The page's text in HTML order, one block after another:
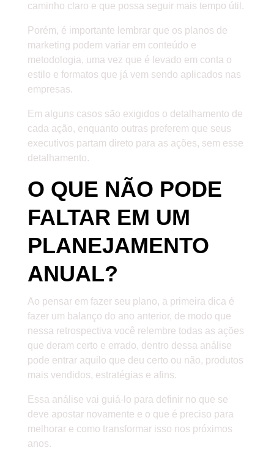
caminho claro e que possa seguir mais tempo útil.
Porém, é importante lembrar que os planos de
marketing podem variar em conteúdo e
metodologia, uma vez que é levado em conta o
estilo e formatos que já vem sendo aplicados nas
empresas.
Em alguns casos são exigidos o detalhamento de
cada ação, enquanto outras preferem que seus
executivos partam direto para as ações, sem esse
detalhamento.
O QUE NÃO PODE
FALTAR EM UM
PLANEJAMENTO
ANUAL?
Ao pensar em fazer seu plano, a primeira dica é
fazer um balanço do ano anterior, de modo que
nessa retrospectiva você relembre todas as ações
que deram certo e errado, dentro dessa análise
pode entrar aquilo que deu certo ou não, produtos
mais vendidos, estratégias e afins.
Essa análise vai guiá-lo para definir no que se
deve apostar novamente e o que é preciso para
melhorar e como transformar isso nos próximos
anos.